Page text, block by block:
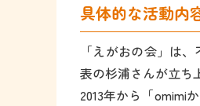
具体的な活動内
「えがおの会」は
表の杉浦さんが立ち
2013年から「omimi